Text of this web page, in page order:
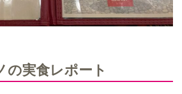
の実食レポート